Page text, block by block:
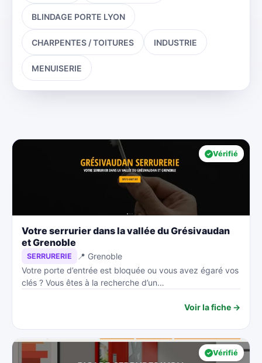
BLINDAGE PORTE LYON
CHARPENTES / TOITURES INDUSTRIE
MENUISERIE
Vérifié
Votre serrurier dans la vallée du Grésivaudan
et Grenoble
SERRURERIE
📍 Grenoble
Votre porte d’entrée est bloquée ou vous avez égaré vos
clés ? Vous êtes à la recherche d’un…
Voir la fiche →
Vérifié